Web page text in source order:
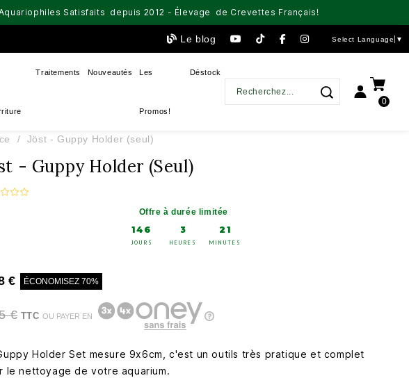
Satisfaits depuis 2012 - Élevage de Crevettes Français!
Le blog Select Language ▼
Traitements Nouveautés Les
Promos!
Déstock
0
Jöst - Guppy Holder (seul)
- Guppy Holder (seul)
Offre à durée limitée
146
JOURS
3
HEURES
21
MINUTES
€ ÉCONOMISEZ 70%
€ TTCOU PAYER EN
Holder Set mesure 9x6cm, c'est un outils très pratique et complet
le nettoyage de votre aquarium.